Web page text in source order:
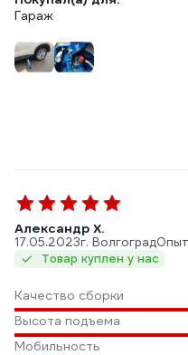
Гараж
Александр Х.
17.05.2023г. Волгоград
Товар куплен у нас
Качество сборки
Высота подъема
Мобильность